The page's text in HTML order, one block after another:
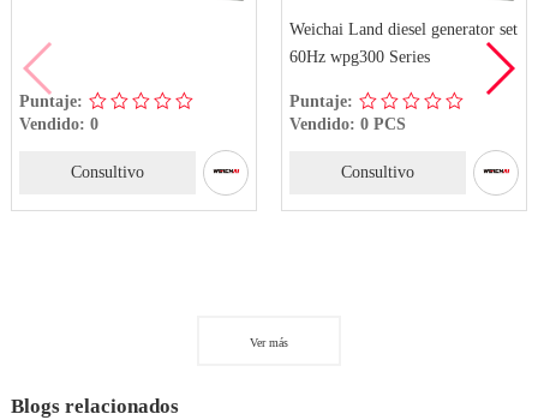
Puntaje:
Vendido: 0
Consultivo
Weichai Land diesel generator set
60Hz wpg300 Series
Puntaje:
Vendido: 0 PCS
Consultivo
Ver más
Blogs relacionados